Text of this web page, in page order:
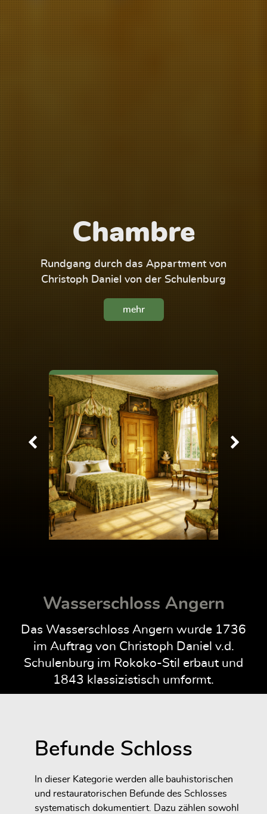
Chambre
Rundgang durch das Appartment von
Christoph Daniel von der Schulenburg
mehr
Wasserschloss Angern
Das Wasserschloss Angern wurde 1736
im Auftrag von Christoph Daniel v.d.
Schulenburg im Rokoko-Stil erbaut und
1843 klassizistisch umformt.
Befunde Schloss
In dieser Kategorie werden alle bauhistorischen
und restauratorischen Befunde des Schlosses
systematisch dokumentiert. Dazu zählen sowohl